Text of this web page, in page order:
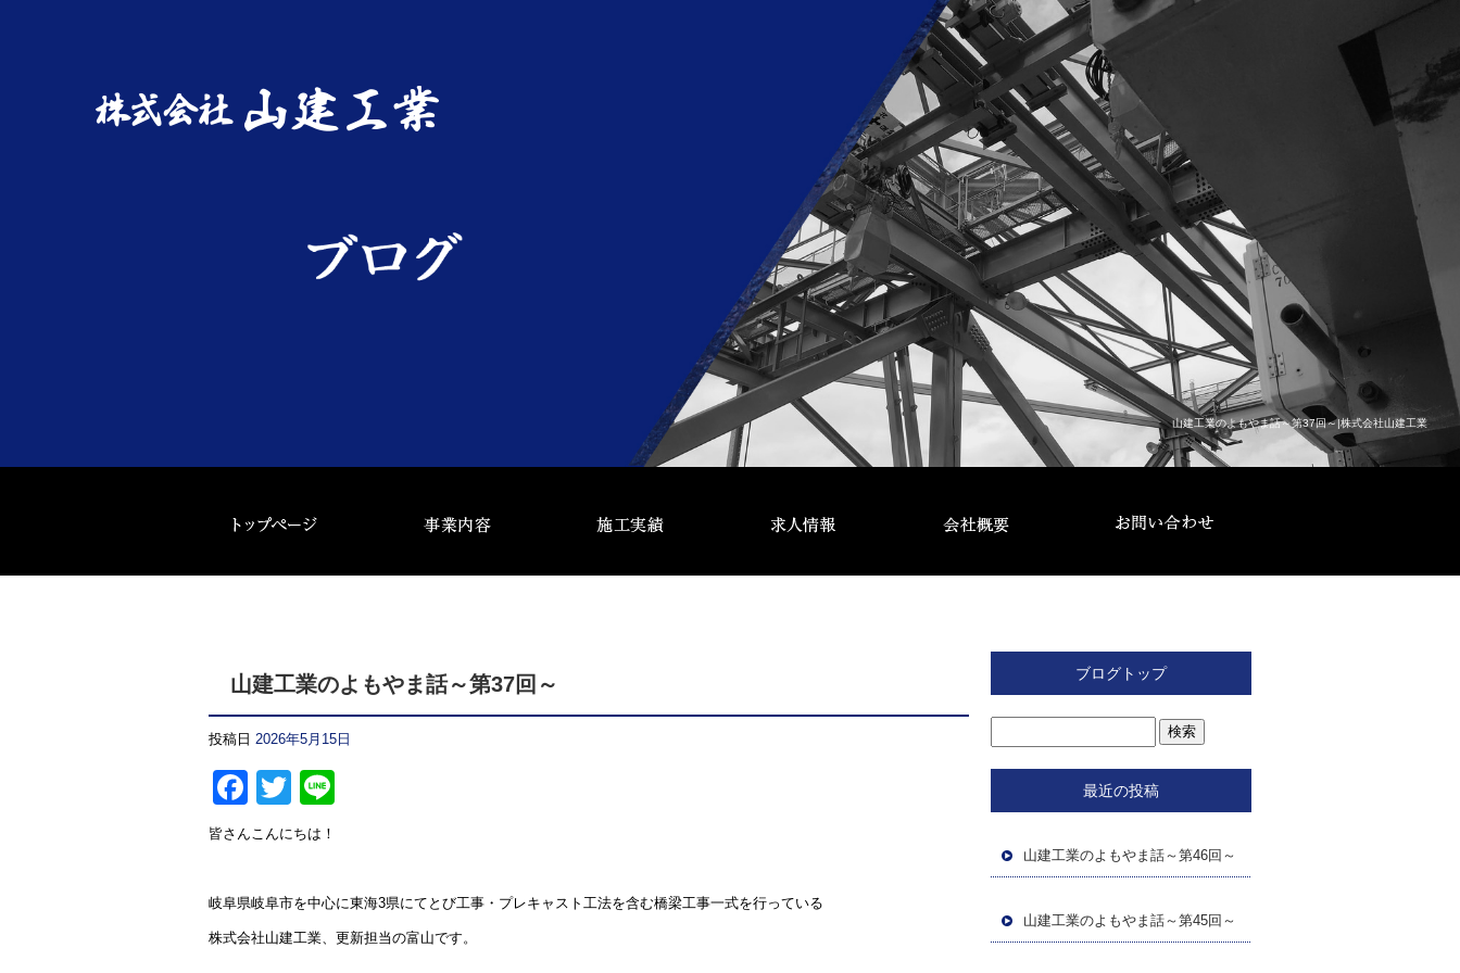
山建工業のよもやま話～第37回～|株式会社山建工業
山建工業のよもやま話～第37回～
投稿日 2026年5月15日
Facebook
Twitter
皆さんこんにちは！
岐阜県岐阜市を中心に東海3県にてとび工事・プレキャスト工法を含む橋梁工事一式を行っている
株式会社山建工業、更新担当の富山です。
ブログトップ
最近の投稿
山建工業のよもやま話～第46回～
山建工業のよもやま話～第45回～